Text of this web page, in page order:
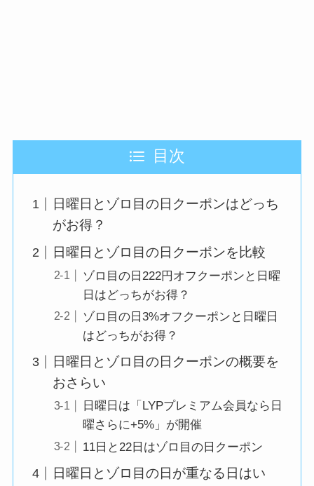
目次
日曜日とゾロ目の日クーポンはどっち
がお得？
日曜日とゾロ目の日クーポンを比較
ゾロ目の日222円オフクーポンと日曜
日はどっちがお得？
ゾロ目の日3%オフクーポンと日曜日
はどっちがお得？
日曜日とゾロ目の日クーポンの概要を
おさらい
日曜日は「LYPプレミアム会員なら日
曜さらに+5%」が開催
11日と22日はゾロ目の日クーポン
日曜日とゾロ目の日が重なる日はい